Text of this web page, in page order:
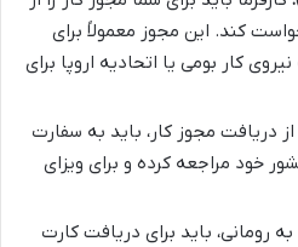
کند. این مجوز معمولاً برای
کار بومی یا اتحادیه اروپا برای
دریافت مجوز کار، باید به سفارت
خود مراجعه کرده و برای ویزای
رومانی، باید برای دریافت کارت